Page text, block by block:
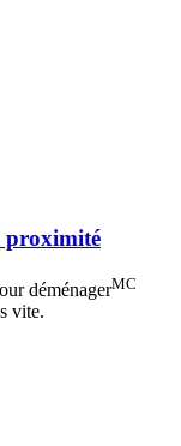
proximité
déménagerMC
vite.